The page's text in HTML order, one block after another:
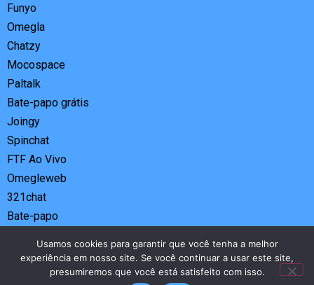
Funyo
Omegla
Chatzy
Mocospace
Paltalk
Bate-papo grátis
Joingy
Spinchat
FTF Ao Vivo
Omegleweb
321chat
Bate-papo
Tohla
Usamos cookies para garantir que você tenha a melhor
experiência em nosso site. Se você continuar a usar este site,
presumiremos que você está satisfeito com isso.